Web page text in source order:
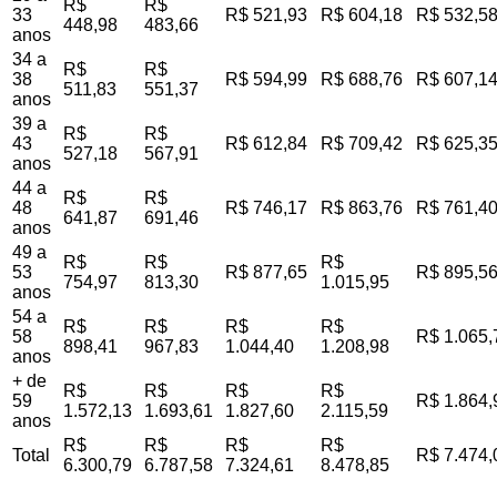
33
anos
R$
448,98
R$
483,66
R$ 521,93 R$ 604,18 R$ 532,58
34 a
38
anos
R$
511,83
R$
551,37
R$ 594,99 R$ 688,76 R$ 607,14
39 a
43
anos
R$
527,18
R$
567,91
R$ 612,84 R$ 709,42 R$ 625,35
44 a
48
anos
R$
641,87
R$
691,46
R$ 746,17 R$ 863,76 R$ 761,40
49 a
53
anos
R$
754,97
R$
813,30
R$ 877,65
R$
1.015,95
R$ 895,56
54 a
58
anos
R$
898,41
R$
967,83
R$
1.044,40
R$
1.208,98
R$
+ de
59
anos
R$
1.572,13
R$
1.693,61
R$
1.827,60
R$
2.115,59
R$
Total
R$
6.300,79
R$
6.787,58
R$
7.324,61
R$
8.478,85
R$